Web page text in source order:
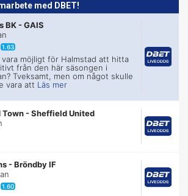
med DBET!
BK -GAIS
1.63
vara möjligt för Halmstad att hitta
från den här säsongen i
Tveksamt, men om något skulle
vara att Läs mer
Town -Sheffield United
-Bröndby IF
1.60